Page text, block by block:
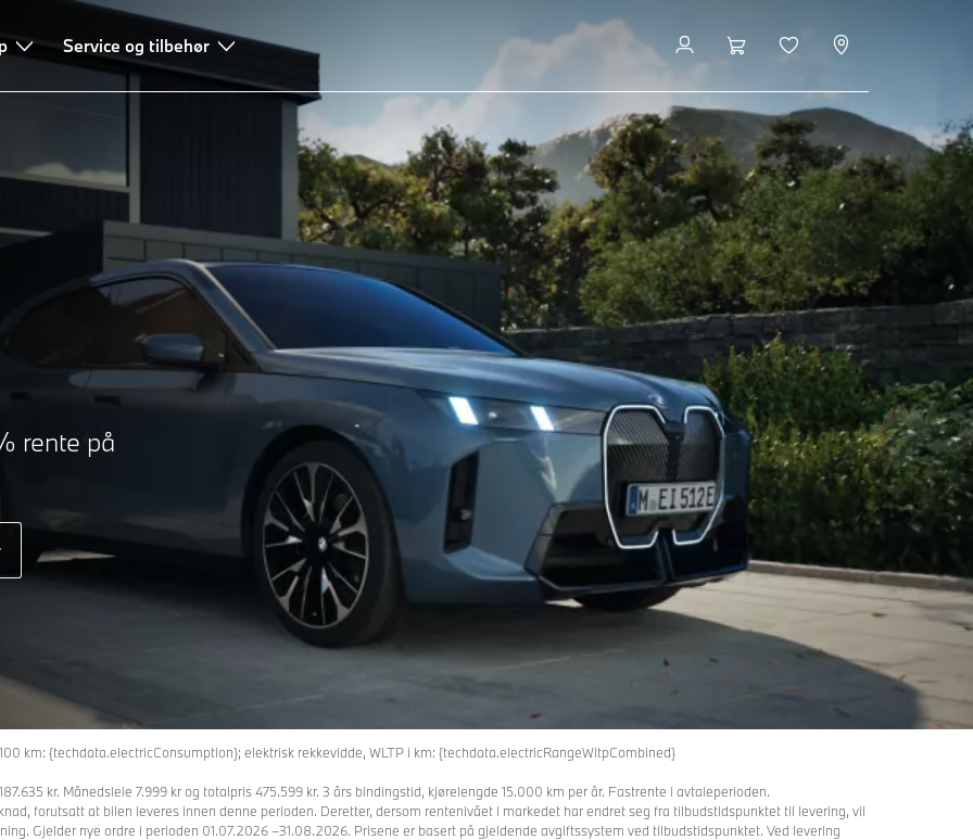
Service og tilbehør
rente på
km: {techdata.electricConsumption}; elektrisk rekkevidde, WLTP i km: {techdata.electricRangeWltpCombined}
kr. Månedsleie 7.999 kr og totalpris 475.599 kr. 3 års bindingstid, kjørelengde 15.000 km per år. Fastrente i avtaleperioden.
forutsatt at bilen leveres innen denne perioden. Deretter, dersom rentenivået i markedet har endret seg fra tilbudstidspunktet til levering, vil
Gjelder nye ordre i perioden 01.07.2026 –31.08.2026. Prisene er basert på gjeldende avgiftssystem ved tilbudstidspunktet. Ved levering
Teknologier Leasing og finansiering Rådgivning og tjenester Få et pristilbud